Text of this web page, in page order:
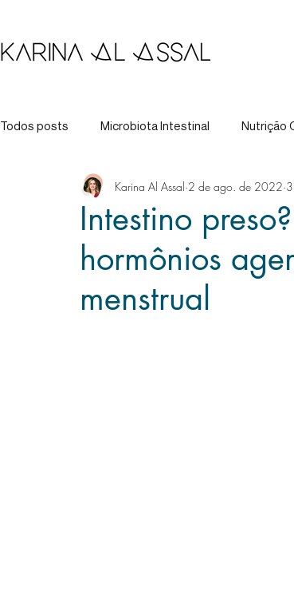
Todos posts Microbiota Intestinal Nutrição
Longevidade Tratamento Nutrição
Intestino
hormônios
menstrual
Karina Al Assal 2 de ago. de 2022